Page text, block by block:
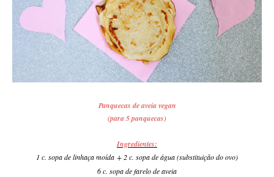
Panquecas de aveia vegan
(para 5 panquecas)
Ingredientes:
1 c. sopa de linhaça moída + 2 c. sopa de água (substituição do ovo)
6 c. sopa de farelo de aveia